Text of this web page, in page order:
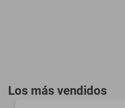
Los más vendidos